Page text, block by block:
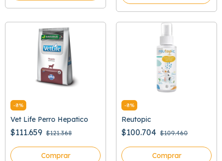
-8%
Vet Life Perro Hepatico
$111.659 $121.368
Comprar
-8%
Reutopic
$100.704 $109.460
Comprar